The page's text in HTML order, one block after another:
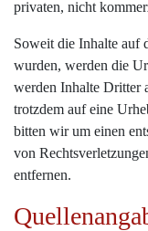
privaten, nicht
Soweit die Inhalte auf
wurden, werden die
werden Inhalte Dritter
trotzdem auf eine
bitten wir um einen
von
entfernen.